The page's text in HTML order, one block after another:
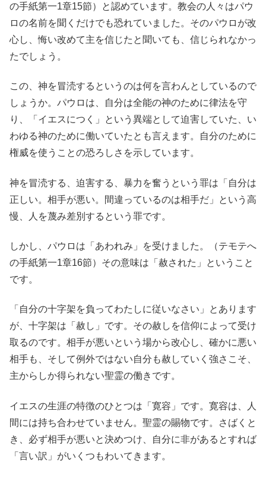
の手紙第一1章15節）と認めています。教会の人々はパウ
ロの名前を聞くだけでも恐れていました。そのパウロが改
心し、悔い改めて主を信じたと聞いても、信じられなかっ
たでしょう。
この、神を冒涜するというのは何を言わんとしているので
しょうか。パウロは、自分は全能の神のために律法を守
り、「イエスにつく」という異端として迫害していた、い
わゆる神のために働いていたとも言えます。自分のために
権威を使うことの恐ろしさを示しています。
神を冒涜する、迫害する、暴力を奮うという罪は「自分は
正しい。相手が悪い。間違っているのは相手だ」という高
慢、人を蔑み差別するという罪です。
しかし、パウロは「あわれみ」を受けました。（テモテへ
の手紙第一1章16節）その意味は「赦された」ということ
です。
「自分の十字架を負ってわたしに従いなさい」とあります
が、十字架は「赦し」です。その赦しを信仰によって受け
取るのです。相手が悪いという場から改心し、確かに悪い
相手も、そして例外ではない自分も赦していく強さこそ、
主からしか得られない聖霊の働きです。
イエスの生涯の特徴のひとつは「寛容」です。寛容は、人
間には持ち合わせていません。聖霊の賜物です。さばくと
き、必ず相手が悪いと決めつけ、自分に非があるとすれば
「言い訳」がいくつもわいてきます。